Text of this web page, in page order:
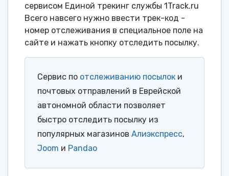
сервисом Единой трекинг службы 1Track.ru
Всего навсего нужно ввести трек-код -
номер отслеживания в специальное поле на
сайте и нажать кнопку отследить посылку.
Сервис по отслеживанию посылок и
почтовых отправлений в Еврейской
автономной области позволяет
быстро отследить посылку из
популярных магазинов Алиэкспресс,
Joom и Pandao